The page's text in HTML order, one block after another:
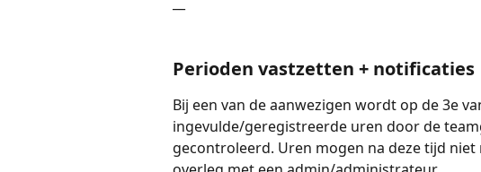
Perioden vastzetten + notificaties
Bij een van de aanwezigen wordt op de 3e
ingevulde/geregistreerde uren door de
gecontroleerd. Uren mogen na deze tijd